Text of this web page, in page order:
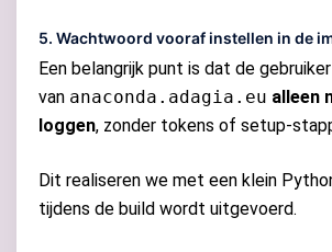
5. Wachtwoord vooraf instellen in de
Een belangrijk punt is dat de
van anaconda.adagia.eu alleen
loggen, zonder tokens of setup-
Dit realiseren we met een klein
tijdens de build wordt uitgevoerd.